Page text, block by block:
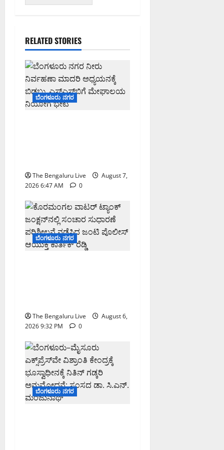
RELATED STORIES
ಬೆಂಗಳೂರು ನಗರ
The Bengaluru Live
August 7,
2026 6:47 AM
0
ಬೆಂಗಳೂರು ನಗರ
The Bengaluru Live
August 6,
2026 9:32 PM
0
ಬೆಂಗಳೂರು ನಗರ